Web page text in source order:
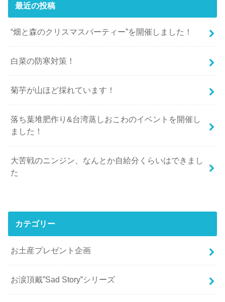
最近の投稿
“畑と森のクリスマスパーティー”を開催しました！
白菜の防寒対策！
菊芋が山ほど採れています！
落ち葉堆肥作り&台湾蒸しおこわのイベントを開催し
ました！
大苦戦のニンジン、なんとか自給分くらいはできまし
た
カテゴリー
お土産プレゼント企画
お涙頂戴”Sad Story”シリーズ